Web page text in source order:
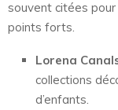
souvent citées pour
points forts.
Lorena
collections
d’enfants.